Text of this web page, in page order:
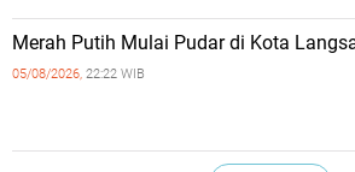
Merah Putih Mulai Pudar di Kota
05/08/2026, 22:22 WIB